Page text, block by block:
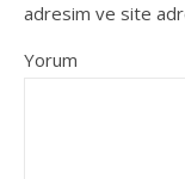
adresim ve site
Yorum